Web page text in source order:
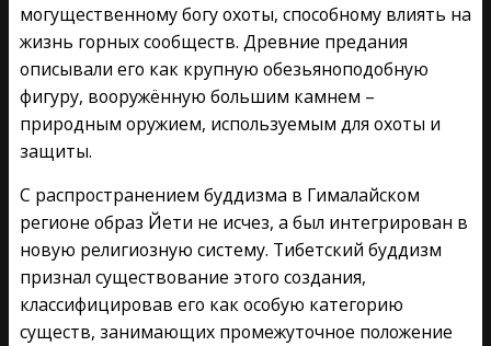
могущественному богу охоты, способному влиять на
жизнь горных сообществ. Древние предания
описывали его как крупную обезьяноподобную
фигуру, вооружённую большим камнем –
природным оружием, используемым для охоты и
защиты.
С распространением буддизма в Гималайском
регионе образ Йети не исчез, а был интегрирован в
новую религиозную систему. Тибетский буддизм
признал существование этого создания,
классифицировав его как особую категорию
существ, занимающих промежуточное положение